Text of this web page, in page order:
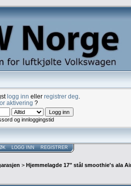
logg inn eller registrer deg
aktivering ?
og innloggingstid
LOGG INN REGISTRER
> Hjemmelagde 17" stål smoothie's ala